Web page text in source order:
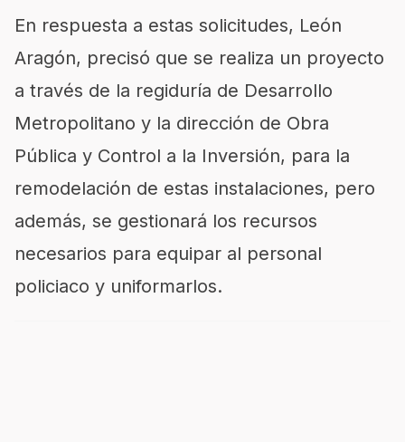
En respuesta a estas solicitudes, León
Aragón, precisó que se realiza un proyecto
a través de la regiduría de Desarrollo
Metropolitano y la dirección de Obra
Pública y Control a la Inversión, para la
remodelación de estas instalaciones, pero
además, se gestionará los recursos
necesarios para equipar al personal
policiaco y uniformarlos.